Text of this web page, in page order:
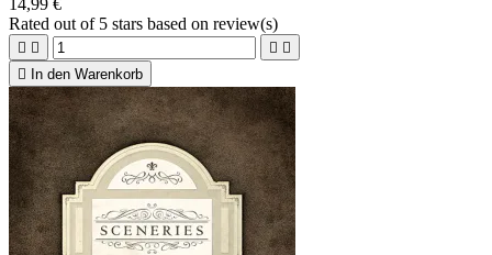
Rated out of 5 stars based on review(s)
   

In den Warenkorb